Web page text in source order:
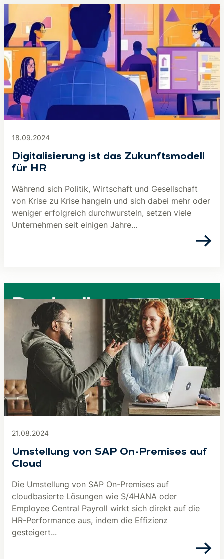
18.09.2024
Digitalisierung ist das Zukunftsmodell
für HR
Während sich Politik, Wirtschaft und Gesellschaft
von Krise zu Krise hangeln und sich dabei mehr oder
weniger erfolgreich durchwursteln, setzen viele
Unternehmen seit einigen Jahre...
21.08.2024
Umstellung von SAP On-Premises auf
Cloud
Die Umstellung von SAP On-Premises auf
cloudbasierte Lösungen wie S/4HANA oder
Employee Central Payroll wirkt sich direkt auf die
HR-Performance aus, indem die Effizienz
gesteigert...